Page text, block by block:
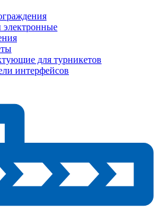
электронные
для турникетов
интерфейсов